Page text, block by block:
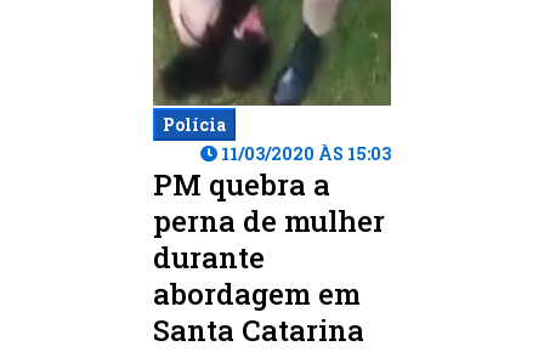
Polícia
11/03/2020 ÀS 15:03
PM quebra a
perna de mulher
durante
abordagem em
Santa Catarina